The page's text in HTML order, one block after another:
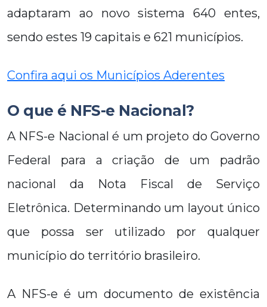
adaptaram ao novo sistema 640 entes,
sendo estes 19 capitais e 621 municípios.
Confira aqui os Municípios Aderentes
O que é NFS-e Nacional?
A NFS-e Nacional é um projeto do Governo
Federal para a criação de um padrão
nacional da Nota Fiscal de Serviço
Eletrônica. Determinando um layout único
que possa ser utilizado por qualquer
município do território brasileiro.
A NFS-e é um documento de existência